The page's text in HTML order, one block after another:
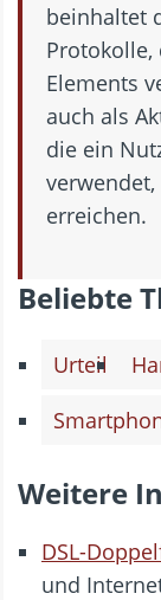
beinhaltet
Protokolle,
Elements
auch als
die ein
erreichen.
Beliebte
Urteil
Weitere
DSL-
und